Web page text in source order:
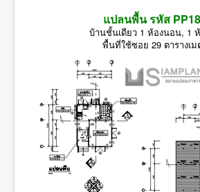
แปลนพื้น รหัส
บ้านชั้นเดียว 1 ห้องนอน, 1
พื้นที่ใช้ซอย 29 ตารางเม